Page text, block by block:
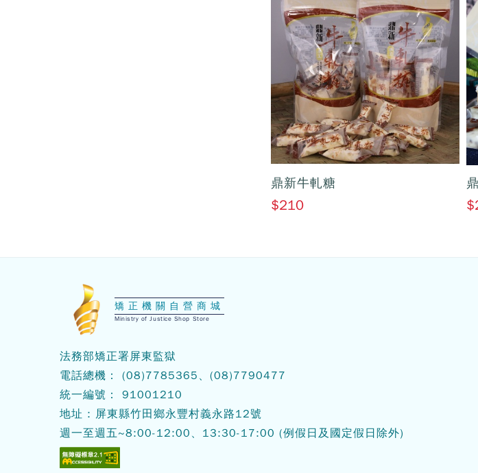
鼎新牛軋糖
$210
矯正機關自營商城
Ministry of Justice Shop Store
法務部矯正署屏東監獄
電話總機： (08)7785365、(08)7790477
統一編號： 91001210
地址 : 屏東縣竹田鄉永豐村義永路12號
週一至週五~8:00-12:00、13:30-17:00 (例假日及國定假日除外)